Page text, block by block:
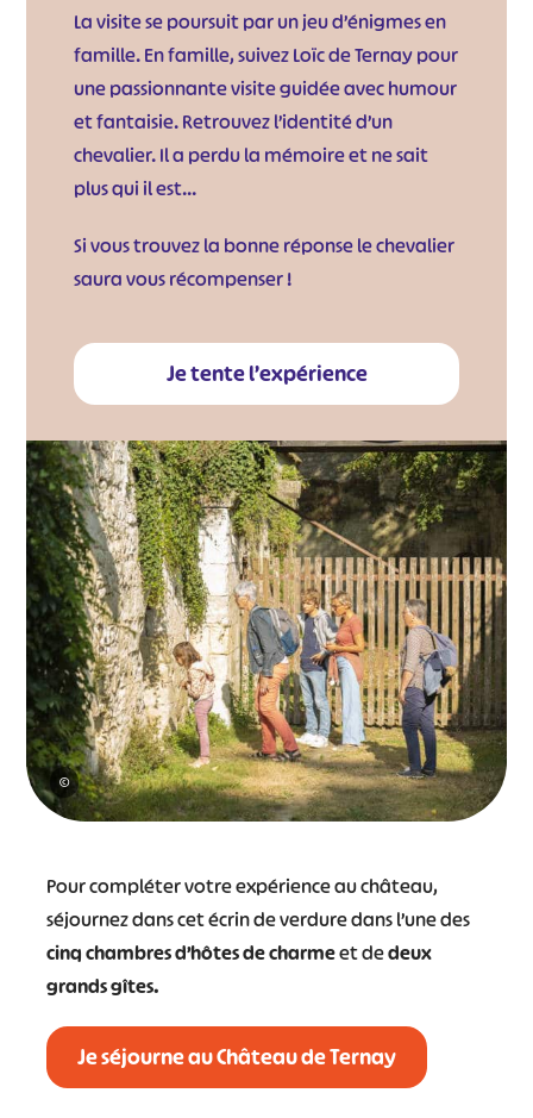
La visite se poursuit par un jeu d’énigmes en
famille. En famille, suivez Loïc de Ternay pour
une passionnante visite guidée avec humour
et fantaisie. Retrouvez l’identité d’un
chevalier. Il a perdu la mémoire et ne sait
plus qui il est…
Si vous trouvez la bonne réponse le chevalier
saura vous récompenser !
Je tente l’expérience
©
Pour compléter votre expérience au château,
séjournez dans cet écrin de verdure dans l’une des
cinq chambres d’hôtes de charmeet dedeux
grands gîtes.
Je séjourne au Château de Ternay